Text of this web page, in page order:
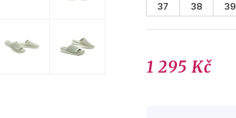
37 38 39
1 295 Kč